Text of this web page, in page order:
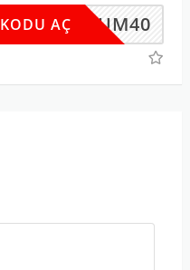
UPONUM40
KODU AÇ